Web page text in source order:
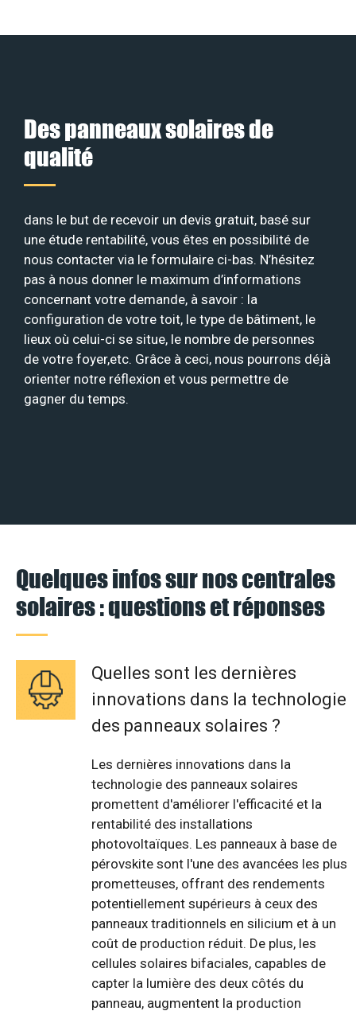
Des panneaux solaires de
qualité
dans le but de recevoir un devis gratuit, basé sur
une étude rentabilité, vous êtes en possibilité de
nous contacter via le formulaire ci-bas. N’hésitez
pas à nous donner le maximum d’informations
concernant votre demande, à savoir : la
configuration de votre toit, le type de bâtiment, le
lieux où celui-ci se situe, le nombre de personnes
de votre foyer,etc. Grâce à ceci, nous pourrons déjà
orienter notre réflexion et vous permettre de
gagner du temps.
Quelques infos sur nos centrales
solaires : questions et réponses
Quelles sont les dernières
innovations dans la technologie
des panneaux solaires ?
Les dernières innovations dans la
technologie des panneaux solaires
promettent d'améliorer l'efficacité et la
rentabilité des installations
photovoltaïques. Les panneaux à base de
pérovskite sont l'une des avancées les plus
prometteuses, offrant des rendements
potentiellement supérieurs à ceux des
panneaux traditionnels en silicium et à un
coût de production réduit. De plus, les
cellules solaires bifaciales, capables de
capter la lumière des deux côtés du
panneau, augmentent la production